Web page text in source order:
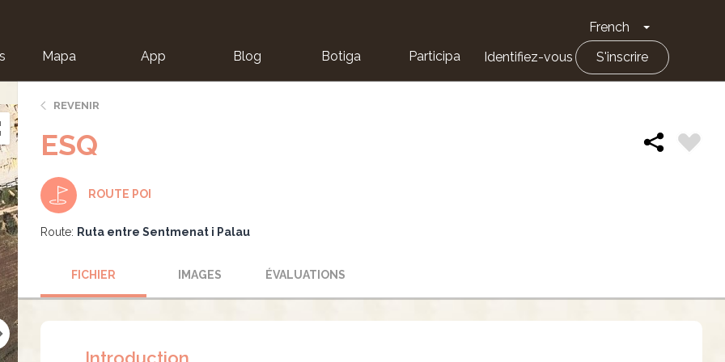
French Toggle
Mapa App Blog Botiga Participa Identifiez-vous S'inscrire
REVENIR
ESQ
ROUTE POI
Route: Ruta entre Sentmenat i Palau
FICHIER IMAGES ÉVALUATIONS